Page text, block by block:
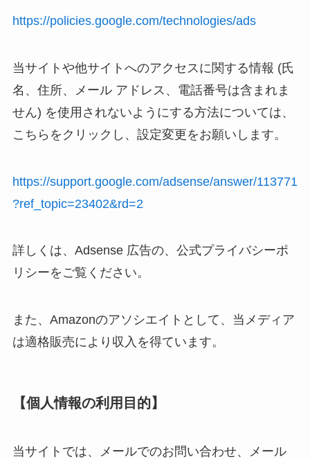
https://policies.google.com/technologies/ads
当サイトや他サイトへのアクセスに関する情報 (氏
名、住所、メール アドレス、電話番号は含まれま
せん) を使用されないようにする方法については、
こちらをクリックし、設定変更をお願いします。
https://support.google.com/adsense/answer/113771
?ref_topic=23402&rd=2
詳しくは、Adsense 広告の、公式プライバシーポ
リシーをご覧ください。
また、Amazonのアソシエイトとして、当メディア
は適格販売により収入を得ています。
【個人情報の利用目的】
当サイトでは、メールでのお問い合わせ、メール